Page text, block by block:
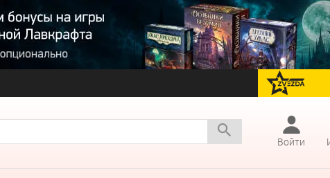
перейти на Zvezda
Войти